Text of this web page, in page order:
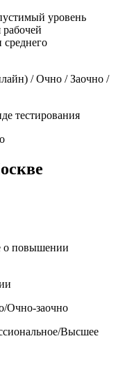
уровень
/ Очно / Заочно /
тестирования
о повышении
Очно-заочно
Высшее